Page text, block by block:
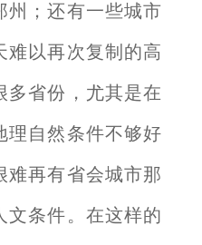
州；还有一些城市
难以再次复制的高
多省份，尤其是在
理自然条件不够好
难再有省会城市那
文条件。在这样的